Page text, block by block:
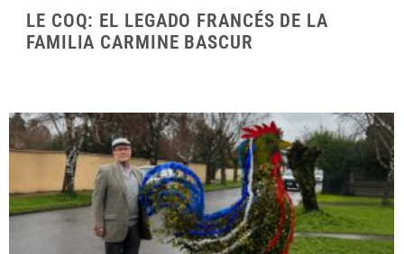
LE COQ: EL LEGADO FRANCÉS DE LA
FAMILIA CARMINE BASCUR